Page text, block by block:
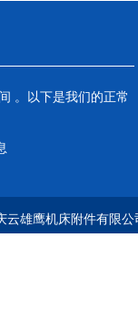
。以下是我们的正常
云雄鹰机床附件有限